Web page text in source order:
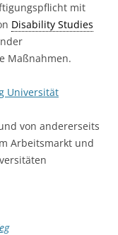
mit
Disability Studies
Maßnahmen.
Universität
von andererseits
Arbeitsmarkt und